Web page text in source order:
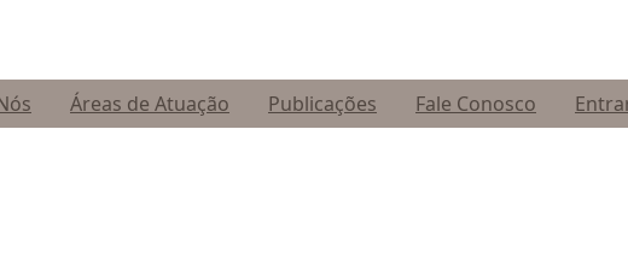
Áreas de Atuação Publicações Fale Conosco